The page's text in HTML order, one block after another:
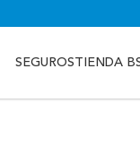
SEGUROSTIENDA